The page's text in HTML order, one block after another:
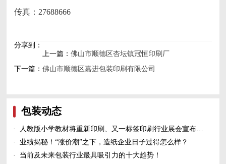
传真：27688666
分享到：
上一篇： 佛山市顺德区杏坛镇冠恒印刷厂
下一篇： 佛山市顺德区嘉进包装印刷有限公司
包装动态
·
人教版小学教材将重新印刷、又一标签印刷行业展会宣布延期、5家造纸及包装印刷富豪上榜新财富500富人榜......
·
业绩揭秘！“涨价潮”之下，造纸企业日子过得怎么样？
·
当前及未来包装行业最具吸引力的十大趋势！